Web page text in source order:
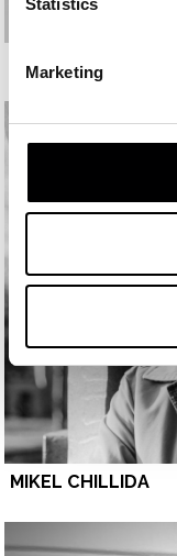
Marketing
UXUE OTXOA
MIKEL CHILLIDA